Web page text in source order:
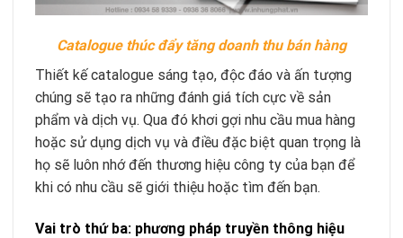
Catalogue thúc đẩy tăng doanh thu bán hàng
Thiết kế catalogue sáng tạo, độc đáo và ấn tượng
chúng sẽ tạo ra những đánh giá tích cực về sản
phẩm và dịch vụ. Qua đó khơi gợi nhu cầu mua hàng
hoặc sử dụng dịch vụ và điều đặc biệt quan trọng là
họ sẽ luôn nhớ đến thương hiệu công ty của bạn để
khi có nhu cầu sẽ giới thiệu hoặc tìm đến bạn.
Vai trò thứ ba: phương pháp truyền thông hiệu